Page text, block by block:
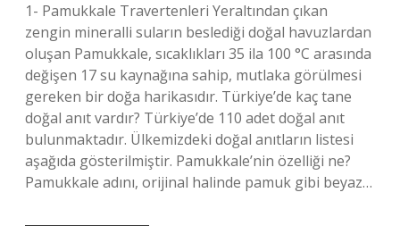
1- Pamukkale Travertenleri Yeraltından çıkan
zengin mineralli suların beslediği doğal havuzlardan
oluşan Pamukkale, sıcaklıkları 35 ila 100 °C arasında
değişen 17 su kaynağına sahip, mutlaka görülmesi
gereken bir doğa harikasıdır. Türkiye’de kaç tane
doğal anıt vardır? Türkiye’de 110 adet doğal anıt
bulunmaktadır. Ülkemizdeki doğal anıtların listesi
aşağıda gösterilmiştir. Pamukkale’nin özelliği ne?
Pamukkale adını, orijinal halinde pamuk gibi beyaz…